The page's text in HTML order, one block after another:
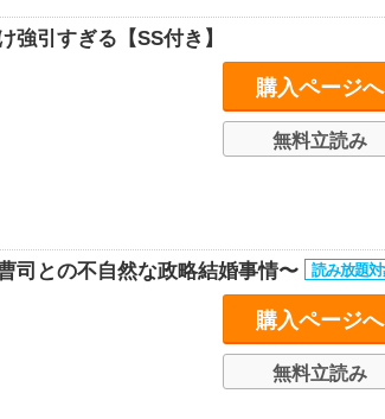
強引すぎる【SS付き】
購入ページへ
無料立読み
司との不自然な政略結婚事情〜
購入ページへ
無料立読み